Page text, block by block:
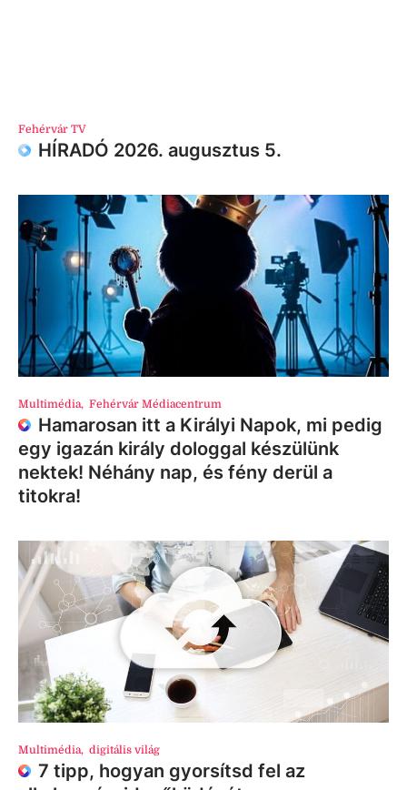
Fehérvár TV
HÍRADÓ 2026. augusztus 5.
Multimédia, Fehérvár Médiacentrum
Hamarosan itt a Királyi Napok, mi pedig
egy igazán király dologgal készülünk
nektek! Néhány nap, és fény derül a
titokra!
Multimédia, digitális világ
7 tipp, hogyan gyorsítsd fel az